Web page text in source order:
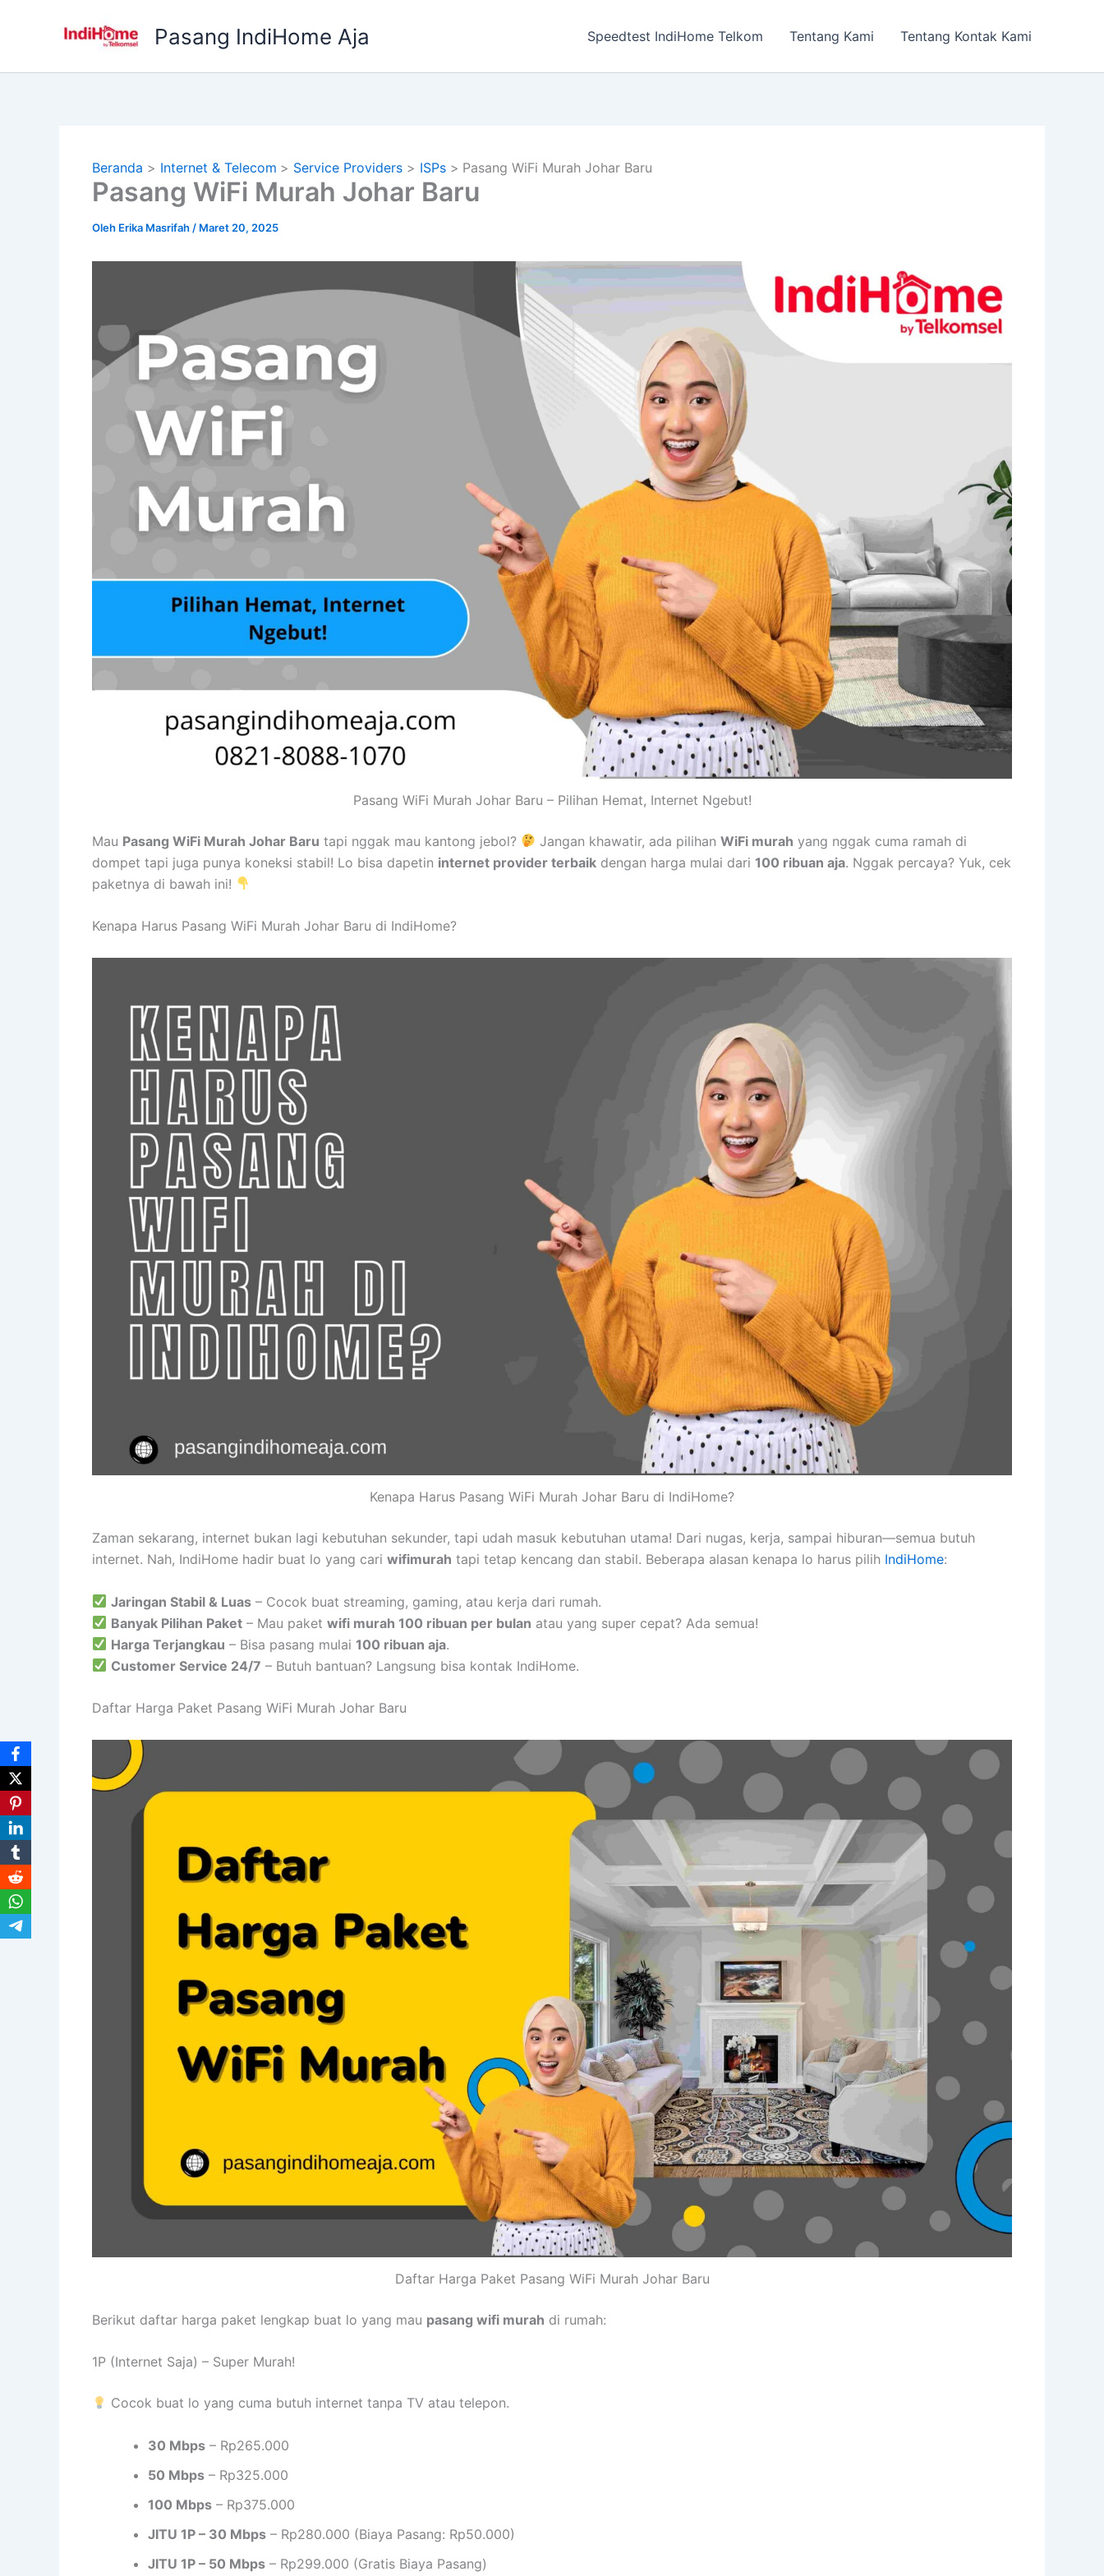
Pasang IndiHome Aja Speedtest IndiHome Telkom Tentang Kami Tentang Kontak Kami
Beranda Internet & Telecom Service Providers ISPs Pasang WiFi Murah Johar Baru
Pasang WiFi Murah Johar Baru
Oleh Erika Masrifah / Maret 20, 2025
Pasang WiFi Murah Johar Baru – Pilihan Hemat, Internet Ngebut!
Mau Pasang WiFi Murah Johar Baru tapi nggak mau kantong jebol? Jangan khawatir, ada pilihanWiFi murah yang nggak cuma ramah di
dompet tapi juga punya koneksi stabil! Lo bisa dapetin internet provider terbaik dengan harga mulai dari 100 ribuan aja. Nggak percaya? Yuk, cek
paketnya di bawah ini!
Kenapa Harus Pasang WiFi Murah Johar Baru di IndiHome?
Kenapa Harus Pasang WiFi Murah Johar Baru di IndiHome?
Zaman sekarang, internet bukan lagi kebutuhan sekunder, tapi udah masuk kebutuhan utama! Dari nugas, kerja, sampai hiburan—semua butuh
internet. Nah, IndiHome hadir buat lo yang cari wifimurah tapi tetap kencang dan stabil. Beberapa alasan kenapa lo harus pilih IndiHome:
Jaringan Stabil & Luas – Cocok buat streaming, gaming, atau kerja dari rumah.
Banyak Pilihan Paket – Mau paketwifi murah 100 ribuan per bulan atau yang super cepat? Ada semua!
Harga Terjangkau – Bisa pasang mulai100 ribuan aja.
Customer Service 24/7 – Butuh bantuan? Langsung bisa kontak IndiHome.
Daftar Harga Paket Pasang WiFi Murah Johar Baru
Daftar Harga Paket Pasang WiFi Murah Johar Baru
Berikut daftar harga paket lengkap buat lo yang mau pasang wifi murah di rumah:
1P (Internet Saja) – Super Murah!
Cocok buat lo yang cuma butuh internet tanpa TV atau telepon.
30 Mbps – Rp265.000
50 Mbps – Rp325.000
100 Mbps – Rp375.000
JITU 1P – 30 Mbps – Rp280.000 (Biaya Pasang: Rp50.000)
JITU 1P – 50 Mbps – Rp299.000 (Gratis Biaya Pasang)